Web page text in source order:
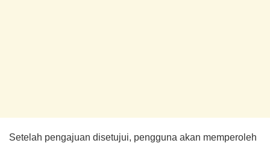
Setelah pengajuan disetujui, pengguna akan memperoleh